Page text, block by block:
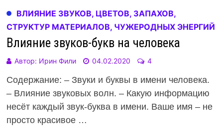
ВЛИЯНИЕ ЗВУКОВ, ЦВЕТОВ, ЗАПАХОВ,
СТРУКТУР МАТЕРИАЛОВ, ЧУЖЕРОДНЫХ ЭНЕРГИЙ
Влияние звуков-букв на человека
Автор: Ирин Фили 04.02.2020 4
Содержание: – Звуки и буквы в имени человека.
– Влияние звуковых волн. – Какую информацию
несёт каждый звук-буква в имени. Ваше имя – не
просто красивое …